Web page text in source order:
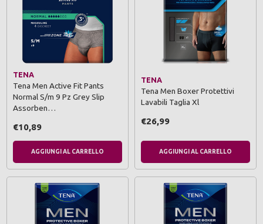
TENA
Tena Men Active Fit Pants
Normal S/m 9 Pz Grey Slip
Assorben…
€10,89
AGGIUNGI AL CARRELLO
TENA
Tena Men Boxer Protettivi
Lavabili Taglia Xl
€26,99
AGGIUNGI AL CARRELLO